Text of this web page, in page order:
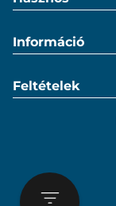
Információ
Feltételek